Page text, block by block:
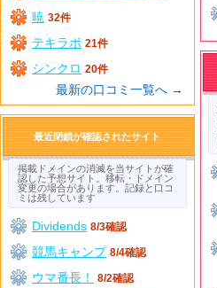
暁 32件
テキラボ 21件
シンクロ 20件
最新の口コミ一覧へ →
最近閉鎖が確認されたサイト
掲載ドメインの消滅を当サイトが確
認した予想サイト。移転・ドメイン
変更の場合があります。記録と口コ
ミは残しています
Dividends 8/3確認
競馬キャンプ 8/4確認
ウマ番長！ 8/2確認